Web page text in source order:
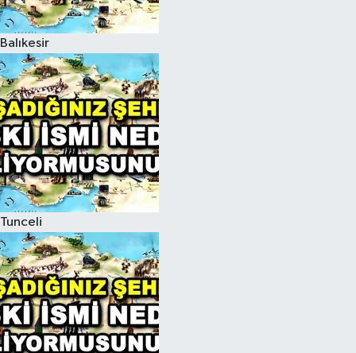
Balıkesir
Tunceli